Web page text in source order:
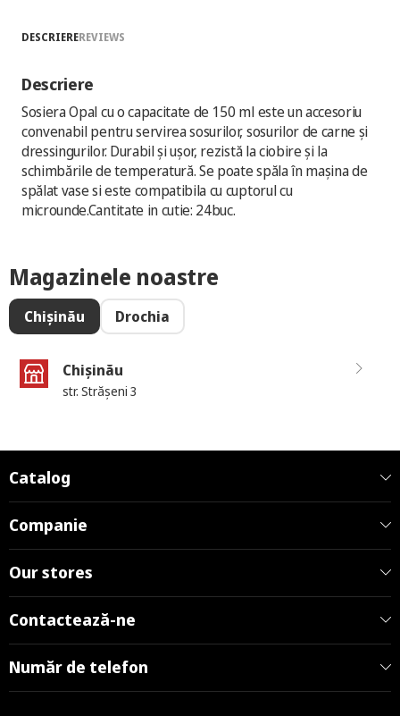
DESCRIEREREVIEWS
Descriere
Sosiera Opal cu o capacitate de 150 ml este un accesoriu
convenabil pentru servirea sosurilor, sosurilor de carne și
dressingurilor. Durabil și ușor, rezistă la ciobire și la
schimbările de temperatură. Se poate spăla în mașina de
spălat vase si este compatibila cu cuptorul cu
microunde.Cantitate in cutie: 24buc.
Magazinele noastre
Chișinău Drochia
Chișinău
str. Strășeni 3
Catalog
Companie
Our stores
Contactează-ne
Număr de telefon